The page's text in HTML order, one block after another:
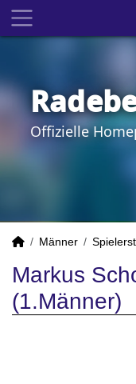
Offizielle
Männer
Markus
(1.Männer)